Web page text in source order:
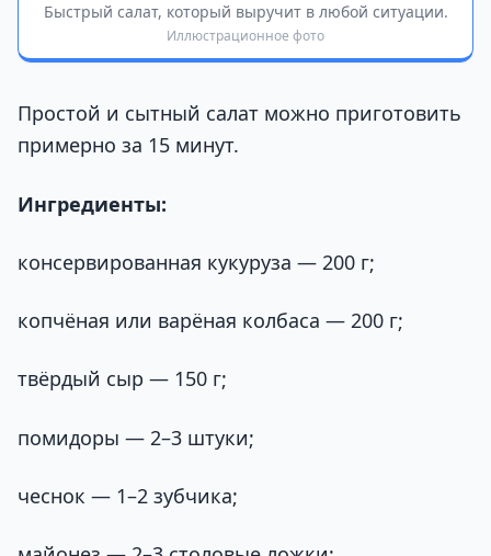
Быстрый салат, который выручит в любой ситуации.
Иллюстрационное фото
Простой и сытный салат можно приготовить
примерно за 15 минут.
Ингредиенты:
консервированная кукуруза — 200 г;
копчёная или варёная колбаса — 200 г;
твёрдый сыр — 150 г;
помидоры — 2–3 штуки;
чеснок — 1–2 зубчика;